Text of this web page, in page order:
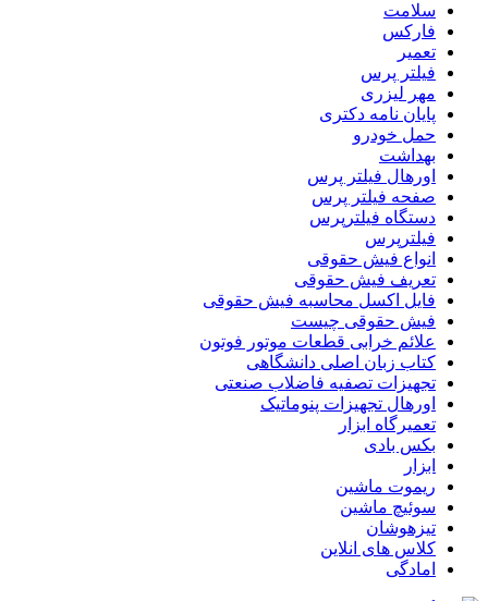
سلامت
فارکس
تعمیر
فیلتر پرس
مهر لیزری
پایان نامه دکتری
حمل خودرو
بهداشت
اورهال فیلتر پرس
صفحه فیلتر پرس
دستگاه فیلترپرس
فیلترپرس
انواع فیش حقوقی
تعریف فیش حقوقی
فایل اکسل محاسبه فیش حقوقی
فیش حقوقی چیست
علائم خرابی قطعات موتور فوتون
کتاب زبان اصلی دانشگاهی
تجهیزات تصفیه فاضلاب صنعتی
اورهال تجهیزات پنوماتیک
تعمیرگاه ابزار
بکس بادی
ابزار
ریموت ماشین
سوئیچ ماشین
تیزهوشان
کلاس های انلاین
امادگی